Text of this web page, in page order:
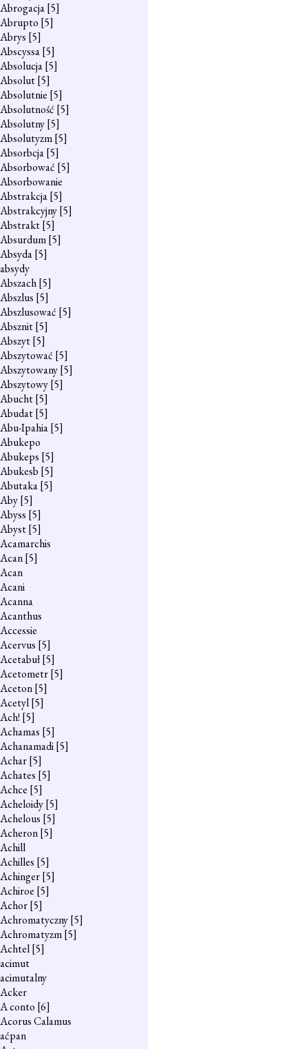
Abrogacja[5]
Abrupto [5]
Abrys [5]
Abscyssa[5]
Absolucja[5]
Absolut[5]
Absolutnie [5]
Absolutność [5]
Absolutny[5]
Absolutyzm[5]
Absorbcja[5]
Absorbować [5]
Absorbowanie
Abstrakcja[5]
Abstrakcyjny[5]
Abstrakt[5]
Absurdum[5]
Absyda[5]
absydy
Abszach[5]
Abszlus [5]
Abszlusować [5]
Absznit[5]
Abszyt[5]
Abszytować [5]
Abszytowany[5]
Abszytowy[5]
Abucht[5]
Abudat[5]
Abu-Ipahia[5]
Abukepo
Abukeps [5]
Abukesb [5]
Abutaka[5]
Aby[5]
Abyss [5]
Abyst[5]
Acamarchis
Acan[5]
Acan
Acani
Acanna
Acanthus
Accessie
Acervus [5]
Acetabuł[5]
Acetometr[5]
Aceton[5]
Acetyl[5]
Ach! [5]
Achamas [5]
Achanamadi[5]
Achar[5]
Achates [5]
Achce [5]
Acheloidy[5]
Achelous [5]
Acheron[5]
Achill
Achilles [5]
Achinger[5]
Achiroe [5]
Achor[5]
Achromatyczny[5]
Achromatyzm[5]
Achtel[5]
acimut
acimutalny
Acker
A conto [6]
Acorus Calamus
aćpan